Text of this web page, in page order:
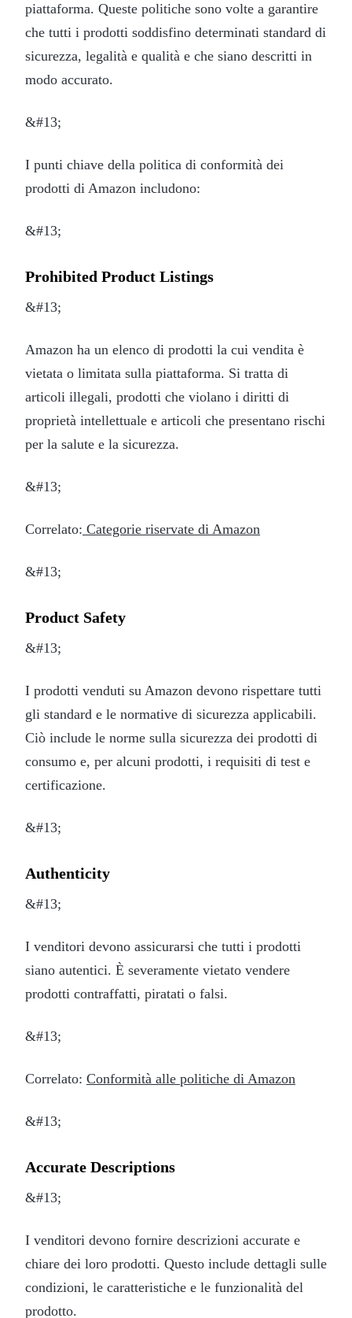
piattaforma. Queste politiche sono volte a garantire
che tutti i prodotti soddisfino determinati standard di
sicurezza, legalità e qualità e che siano descritti in
modo accurato.
&#13;
I punti chiave della politica di conformità dei
prodotti di Amazon includono:
&#13;
Prohibited Product Listings
&#13;
Amazon ha un elenco di prodotti la cui vendita è
vietata o limitata sulla piattaforma. Si tratta di
articoli illegali, prodotti che violano i diritti di
proprietà intellettuale e articoli che presentano rischi
per la salute e la sicurezza.
&#13;
Correlato: Categorie riservate di Amazon
&#13;
Product Safety
&#13;
I prodotti venduti su Amazon devono rispettare tutti
gli standard e le normative di sicurezza applicabili.
Ciò include le norme sulla sicurezza dei prodotti di
consumo e, per alcuni prodotti, i requisiti di test e
certificazione.
&#13;
Authenticity
&#13;
I venditori devono assicurarsi che tutti i prodotti
siano autentici. È severamente vietato vendere
prodotti contraffatti, piratati o falsi.
&#13;
Correlato: Conformità alle politiche di Amazon
&#13;
Accurate Descriptions
&#13;
I venditori devono fornire descrizioni accurate e
chiare dei loro prodotti. Questo include dettagli sulle
condizioni, le caratteristiche e le funzionalità del
prodotto.